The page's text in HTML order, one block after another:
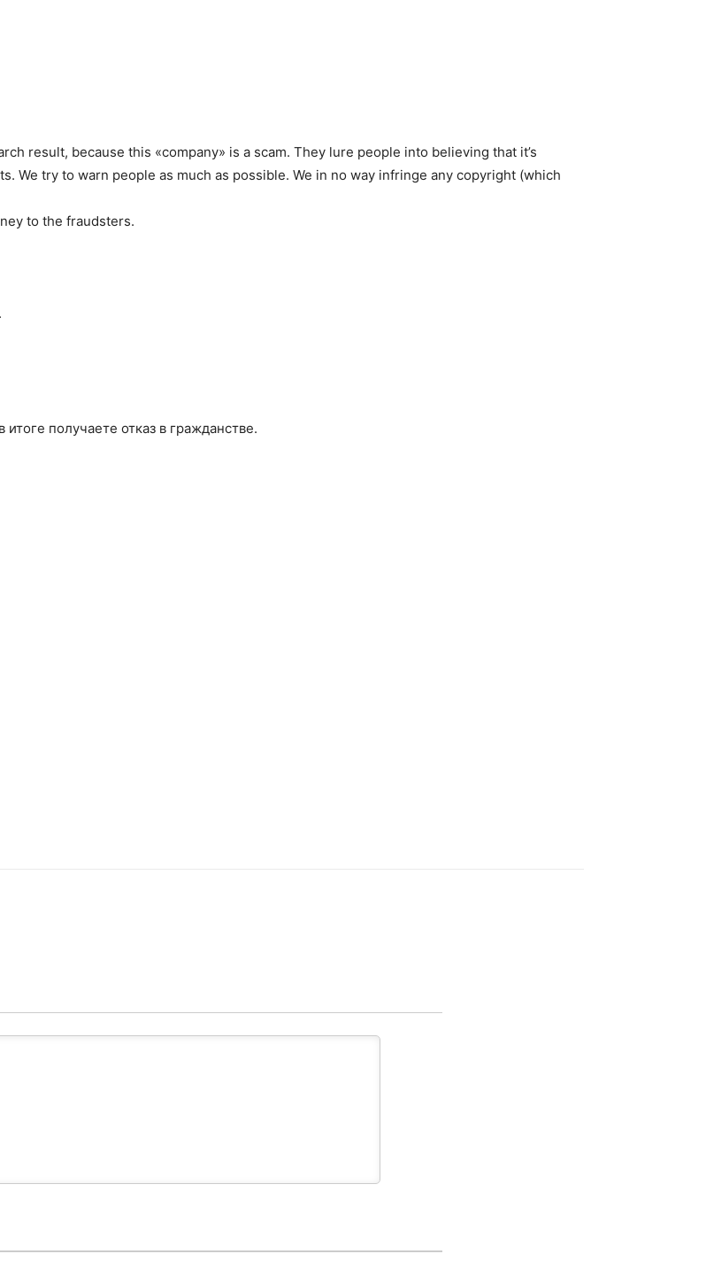
result, because this «company» is a scam. They lure people into believing that it’s
We try to warn people as much as possible. We in no way infringe any copyright (which
to the fraudsters.
получаете отказ в гражданстве.